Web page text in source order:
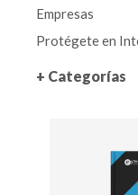
Empresas
Protégete en
+ Categorías